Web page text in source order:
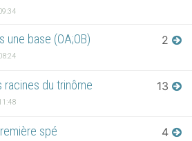
une base (OA;OB) 2
racines du trinôme 13
spé 4